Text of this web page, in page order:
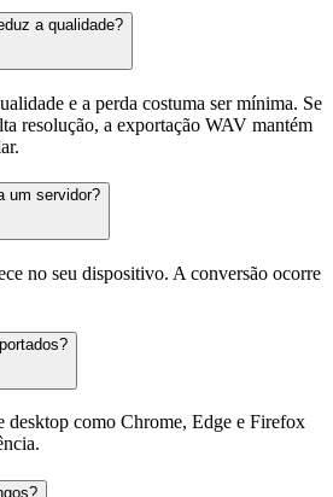
a qualidade?
e a perda costuma ser mínima. Se
resolução, a exportação WAV mantém
um servidor?
no seu dispositivo. A conversão ocorre
desktop como Chrome, Edge e Firefox